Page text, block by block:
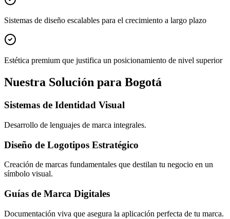
Sistemas de diseño escalables para el crecimiento a largo plazo
Estética premium que justifica un posicionamiento de nivel superior
Nuestra Solución para Bogotá
Sistemas de Identidad Visual
Desarrollo de lenguajes de marca integrales.
Diseño de Logotipos Estratégico
Creación de marcas fundamentales que destilan tu negocio en un
símbolo visual.
Guías de Marca Digitales
Documentación viva que asegura la aplicación perfecta de tu marca.